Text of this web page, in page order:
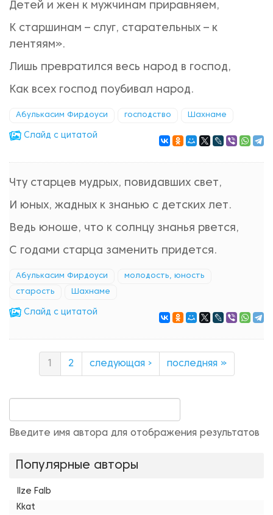
Детей и жен к мужчинам приравняем,
К старшинам – слуг, старательных – к
лентяям».
Лишь превратился весь народ в господ,
Как всех господ поубивал народ.
Абулькасим Фирдоуси господство Шахнаме
Cлайд с цитатой
Чту старцев мудрых, повидавших свет,
И юных, жадных к знанью с детских лет.
Ведь юноше, что к солнцу знанья рвется,
С годами старца заменить придется.
Абулькасим Фирдоуси молодость, юность
старость Шахнаме
Cлайд с цитатой
2 следующая › последняя »
Введите имя автора для отображения результатов
Популярные авторы
Ilze Falb
Kkat